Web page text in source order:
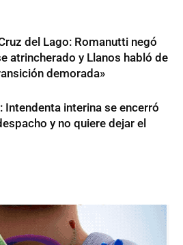
del Lago: Romanutti negó
atrincherado y Llanos habló de
demorada»
Intendenta interina se encerró
y no quiere dejar el